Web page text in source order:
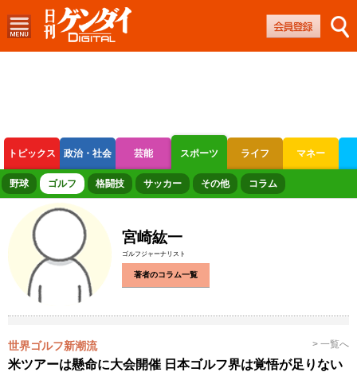
トピックス 政治・社会 芸能 スポーツ ライフ マネー
ボートレース 競輪 オートレース
野球 ゴルフ 格闘技 サッカー その他 コラム
宮崎紘一
ゴルフジャーナリスト
著者のコラム一覧
世界ゴルフ新潮流 > 一覧へ
米ツアーは懸命に大会開催 日本ゴルフ界は覚悟が足りない